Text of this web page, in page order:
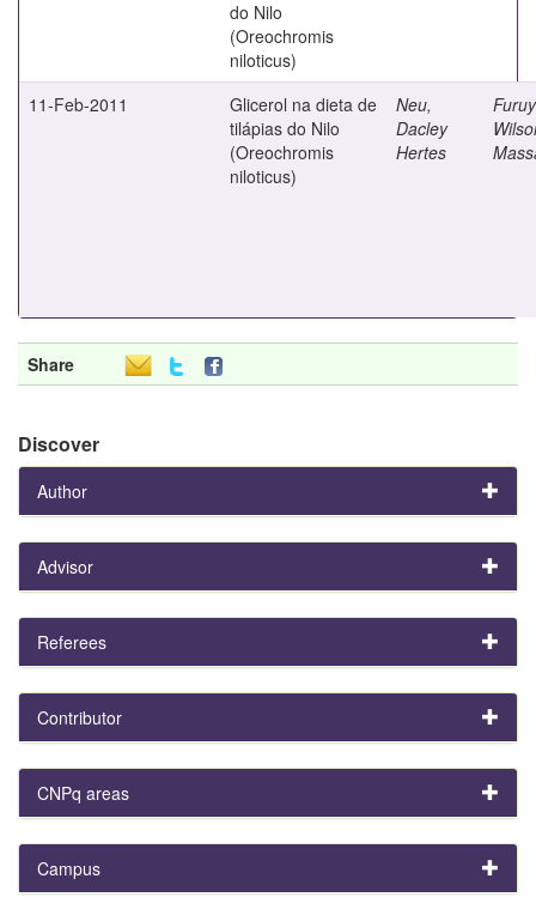
do Nilo
(Oreochromis
niloticus)
11-Feb-2011
Glicerol na dieta de
tilápias do Nilo
(Oreochromis
niloticus)
Neu,
Dacley
Hertes
Share
Discover
Author
Advisor
Referees
Contributor
CNPq areas
Campus